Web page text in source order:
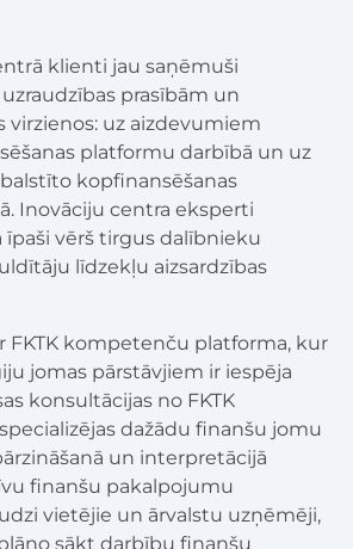
klienti jau saņēmuši
prasībām un
virzienos: uz aizdevumiem
platformu darbībā un uz
kopfinansēšanas
Inovāciju centra eksperti
īpaši vērš tirgus dalībnieku
līdzekļu aizsardzības
FKTK kompetenču platforma, kur
jomas pārstāvjiem ir iespēja
konsultācijas no FKTK
dažādu finanšu jomu
un interpretācijā
finanšu pakalpojumu
vietējie un ārvalstu uzņēmēji,
sākt darbību finanšu